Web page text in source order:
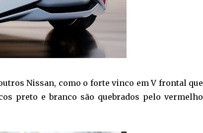
Nissan, como o forte vinco em V frontal que
preto e branco são quebrados pelo vermelho